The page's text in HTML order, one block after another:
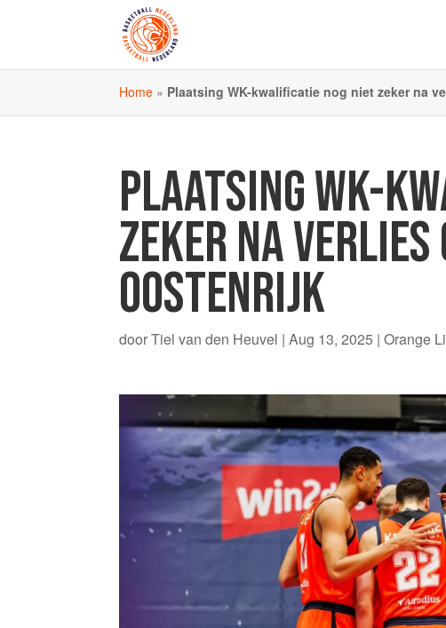
Home » Plaatsing WK-kwalificatie nog niet zeker na
PLAATSING WK-
ZEKER NA
OOSTENRIJK
doorTiel van den Heuvel |Aug 13, 2025 |Orange